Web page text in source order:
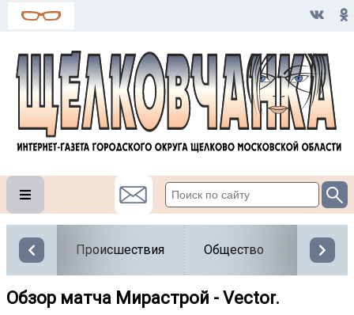
Происшествия Общество Власть
Обзор матча Мирастрой - Vector.